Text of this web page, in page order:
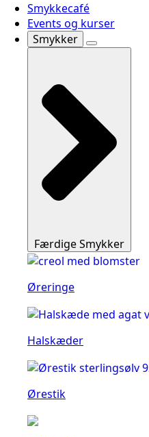
Smykkecafé
Events og kurser
Smykker
Færdige Smykker
Øreringe
Halskæder
Ørestik